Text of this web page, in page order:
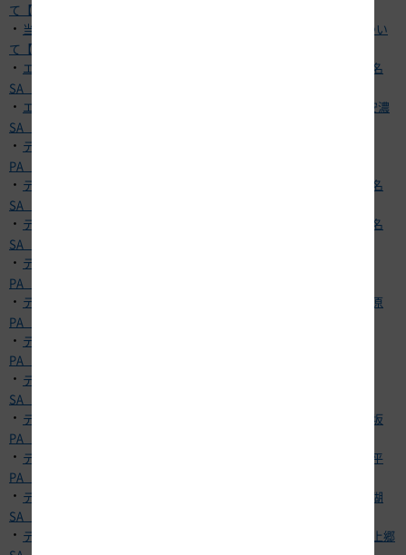
て【E1A 新東名 伊勢原大山統括料金所】
・ 当社グループ会社料金収受スタッフの新型コロナウイルス感染につい
て【E41 東海北陸道 岐阜各務原料金所
・ エリアキャストの新型コロナウイルス感染について【E1 東名 海老名
SA（上り）】
・ エリアキャストの新型コロナウイルス感染について【E23 伊勢道 安濃
SA（下り）】
・ テナント従業員の新型コロナウイルス感染について【E1 東名 愛鷹
PA（上り）】
・ テナント従業員の新型コロナウイルス感染について【E1 東名 海老名
SA（下り）】
・ テナント従業員の新型コロナウイルス感染について【E1 東名 海老名
SA（上り）】
・ テナント従業員の新型コロナウイルス感染について【E1 東名 港北
PA（下り）】
・ テナント従業員の新型コロナウイルス感染について【E1 東名 三方原
PA（下り）】
・ テナント従業員の新型コロナウイルス感染について【E1 東名 守山
PA（下り）】
・ テナント従業員の新型コロナウイルス感染について【E1 東名 足柄
SA（下り）】
・ テナント従業員の新型コロナウイルス感染について【E1 東名 日本坂
PA（下り）】
・ テナント従業員の新型コロナウイルス感染について【E1 東名 日本平
PA（下り）】
・ テナント従業員の新型コロナウイルス感染について【E1 東名 浜名湖
SA（上下集約）】
・ テナント従業員の新型コロナウイルス感染について【E1 東名 豊田上郷